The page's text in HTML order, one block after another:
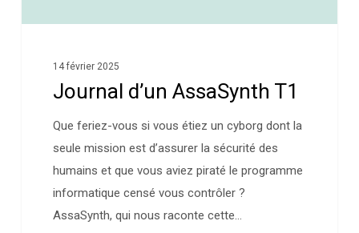
14 février 2025
Journal d’un AssaSynth T1
Que feriez-vous si vous étiez un cyborg dont la
seule mission est d’assurer la sécurité des
humains et que vous aviez piraté le programme
informatique censé vous contrôler ?
AssaSynth, qui nous raconte cette…